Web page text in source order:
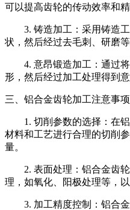
可以提高齿轮的传动效率和
3. 铸造加工：采用铸造
状，然后经过去毛刺、研磨
4. 意昂锻造加工：通过
形，然后经过加工处理得到
三、铝合金齿轮加工注意事项
1. 切削参数的选择：在
材料和工艺进行合理的切削
量。
2. 表面处理：铝合金齿
理，如氧化、阳极处理等，
3. 加工精度控制：铝合